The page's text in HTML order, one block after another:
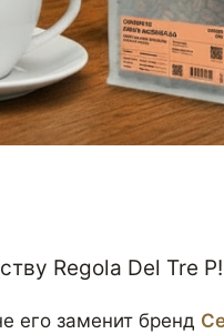
Regola Del Tre P!
его заменит бренд